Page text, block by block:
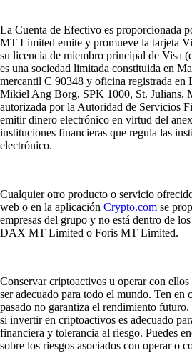
La Cuenta de Efectivo es proporcionada
MT Limited emite y promueve la tarjeta
su licencia de miembro principal de Visa
es una sociedad limitada constituida en
mercantil C 90348 y oficina registrada en
Mikiel Ang Borg, SPK 1000, St. Julians,
autorizada por la Autoridad de Servicios
emitir dinero electrónico en virtud del
instituciones financieras que regula las
electrónico.
Cualquier otro producto o servicio
web o en la aplicación Crypto.com se
empresas del grupo y no está dentro de
DAX MT Limited o Foris MT Limited.
Conservar criptoactivos u operar con
ser adecuado para todo el mundo. Ten en
pasado no garantiza el rendimiento
si invertir en criptoactivos es adecuado
financiera y tolerancia al riesgo. Puedes
sobre los riesgos asociados con operar o